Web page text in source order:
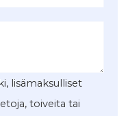
lisämaksulliset
toiveita tai